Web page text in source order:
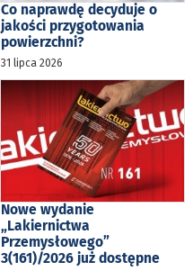
Co naprawdę decyduje o
jakości przygotowania
powierzchni?
31 lipca 2026
Nowe wydanie
„Lakiernictwa
Przemysłowego”
3(161)/2026 już dostępne